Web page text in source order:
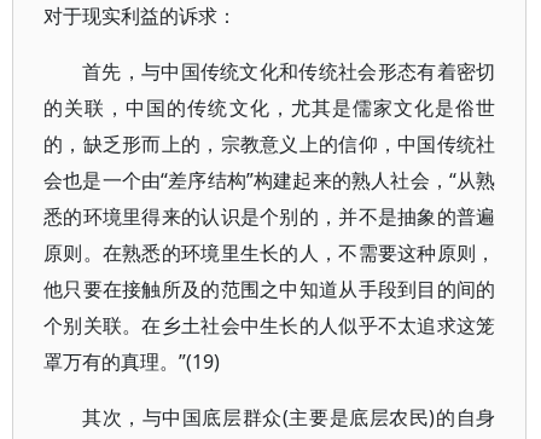
对于现实利益的诉求：
首先，与中国传统文化和传统社会形态有着密切
的关联，中国的传统文化，尤其是儒家文化是俗世
的，缺乏形而上的，宗教意义上的信仰，中国传统社
会也是一个由“差序结构”构建起来的熟人社会，“从熟
悉的环境里得来的认识是个别的，并不是抽象的普遍
原则。在熟悉的环境里生长的人，不需要这种原则，
他只要在接触所及的范围之中知道从手段到目的间的
个别关联。在乡土社会中生长的人似乎不太追求这笼
罩万有的真理。”(19)
其次，与中国底层群众(主要是底层农民)的自身